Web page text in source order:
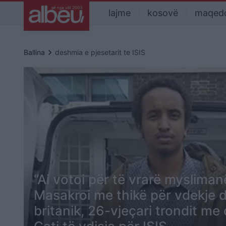
lajme kosovë
Ballina keyboard_arrow_right deshmia e pjesetarit te ISIS
“Ai votoi për të vrarë
Masakroi me thikë për vdekje
britanik, 26-vjeçari trondit me